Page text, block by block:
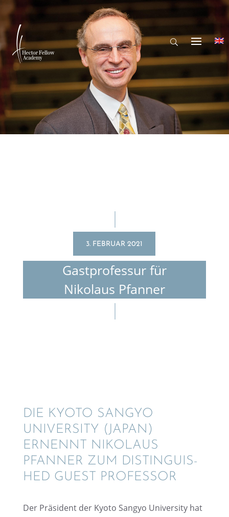
3. FEBRUAR 2021
Gastpro­fes­sur für
Nikolaus Pfanner
DIE KYOTO SANGYO
UNIVER­SITY (JAPAN)
ERNENNT NIKOLAUS
PFANNER ZUM DISTIN­GU­IS­
HED GUEST PROFESSOR
Der Präsi­dent der Kyoto Sangyo Univer­sity hat